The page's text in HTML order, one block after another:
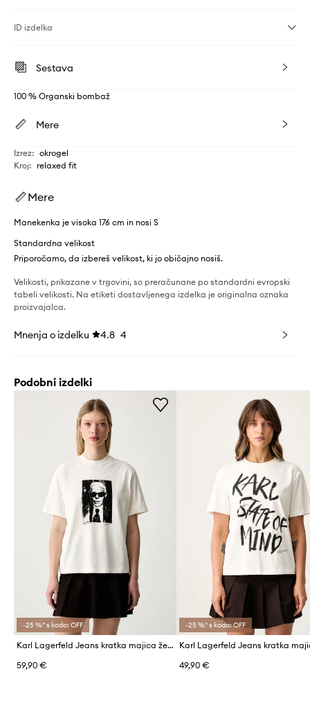
ID izdelka
Sestava
100 % Organski bombaž
Mere
Izrez: okrogel
Kroj: relaxed fit
Mere
Manekenka je visoka 176 cm in nosi S
Standardna velikost
Priporočamo, da izbereš velikost, ki jo običajno nosiš.
Velikosti, prikazane v trgovini, so preračunane po standardni evropski
tabeli velikosti. Na etiketi dostavljenega izdelka je originalna oznaka
proizvajalca.
Mnenja o izdelku 4.8 4
Podobni izdelki
-25 %* s kodo: OFF
Karl Lagerfeld Jeans kratka majica ženska bombažna
59,90 €
-25 %* s kodo: OFF
49,90 €